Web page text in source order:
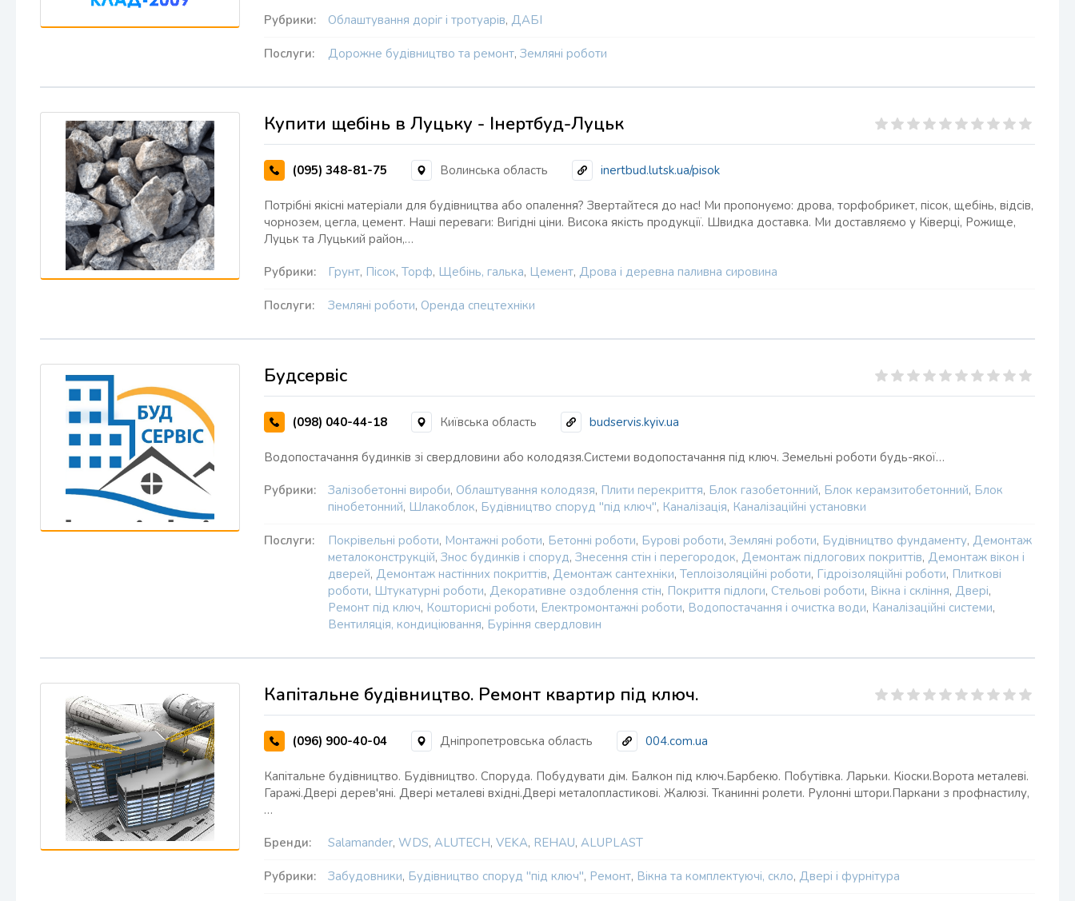
Рубрики: Облаштування доріг і тротуарів, ДАБІ
Послуги: Дорожне будівництво та ремонт, Земляні роботи
Купити щебінь в Луцьку - Інертбуд-Луцьк
(095) 348-81-75 Волинська область inertbud.lutsk.ua/pisok
Потрібні якісні матеріали для будівництва або опалення? Звертайтеся до нас! Ми пропонуємо: дрова, торфобрикет, пісок, щебінь, відсів,
чорнозем, цегла, цемент. Наші переваги: Вигідні ціни. Висока якість продукції. Швидка доставка. Ми доставляємо у Ківерці, Рожище,
Луцьк та Луцький район,…
Рубрики: Грунт, Пісок, Торф, Щебінь, галька, Цемент, Дрова і деревна паливна сировина
Послуги: Земляні роботи, Оренда спецтехніки
Будсервіс
(098) 040-44-18 Київська область budservis.kyiv.ua
Водопостачання будинків зі свердловини або колодязя.Системи водопостачання під ключ. Земельні роботи будь-якої…
Рубрики: Залізобетонні вироби, Облаштування колодязя, Плити перекриття, Блок газобетонний, Блок керамзитобетонний, Блок
пінобетонний, Шлакоблок, Будівництво споруд "під ключ", Каналізація, Каналізаційні установки
Послуги: Покрівельні роботи, Монтажні роботи, Бетонні роботи, Бурові роботи, Земляні роботи, Будівництво фундаменту, Демонтаж
металоконструкцій, Знос будинків і споруд, Знесення стін і перегородок, Демонтаж підлогових покриттів, Демонтаж вікон і
дверей, Демонтаж настінних покриттів, Демонтаж сантехніки, Теплоізоляційні роботи, Гідроізоляційні роботи, Плиткові
роботи, Штукатурні роботи, Декоративне оздоблення стін, Покриття підлоги, Стельові роботи, Вікна і скління, Двері,
Ремонт під ключ, Кошторисні роботи, Електромонтажні роботи, Водопостачання і очистка води, Каналізаційні системи,
Вентиляція, кондиціювання, Буріння свердловин
Капітальне будівництво. Ремонт квартир під ключ.
(096) 900-40-04 Дніпропетровська область 004.com.ua
Капітальне будівництво. Будівництво. Споруда. Побудувати дім. Балкон під ключ.Барбекю. Побутівка. Ларьки. Кіоски.Ворота металеві.
Гаражі.Двері дерев'яні. Двері металеві вхідні.Двері металопластикові. Жалюзі. Тканинні ролети. Рулонні штори.Паркани з профнастилу,
…
Бренди: Salamander, WDS, ALUTECH, VEKA, REHAU, ALUPLAST
Рубрики: Забудовники, Будівництво споруд "під ключ", Ремонт, Вікна та комплектуючі, скло, Двері і фурнітура